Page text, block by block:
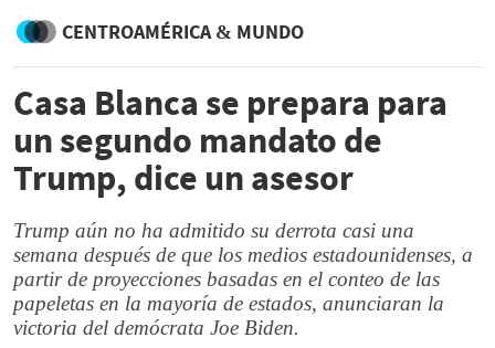
CENTROAMÉRICA & MUNDO
Casa Blanca se prepara para
un segundo mandato de
Trump, dice un asesor
Trump aún no ha admitido su derrota casi una
semana después de que los medios estadounidenses, a
partir de proyecciones basadas en el conteo de las
papeletas en la mayoría de estados, anunciaran la
victoria del demócrata Joe Biden.